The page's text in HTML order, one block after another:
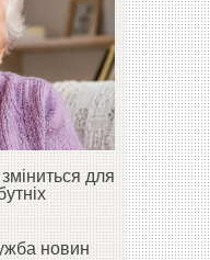
для
новин